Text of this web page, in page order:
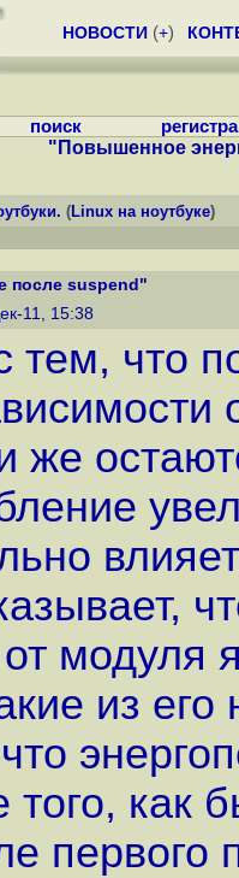
НОВОСТИ (+)
поиск
"Повышенное
(Linux на ноутбуке)
после suspend"
11, 15:38
тем, что
же
модуля
из
того, как
первого